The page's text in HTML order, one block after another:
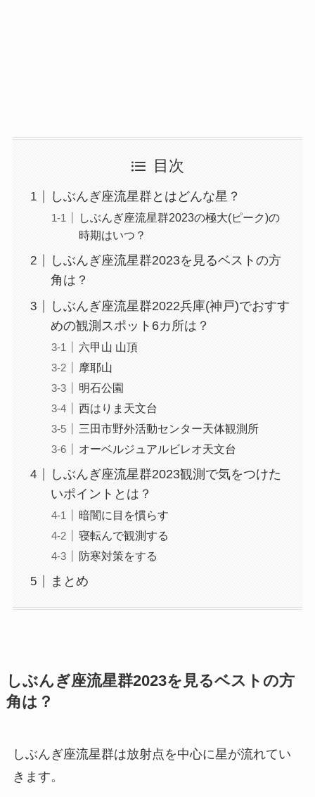
目次
しぶんぎ座流星群とはどんな星？
しぶんぎ座流星群2023の極大(ピーク)の
時期はいつ？
しぶんぎ座流星群2023を見るベストの方
角は？
しぶんぎ座流星群2022兵庫(神戸)でおすす
めの観測スポット6カ所は？
六甲山 山頂
摩耶山
明石公園
西はりま天文台
三田市野外活動センター天体観測所
オーベルジュアルビレオ天文台
しぶんぎ座流星群2023観測で気をつけた
いポイントとは？
暗闇に目を慣らす
寝転んで観測する
防寒対策をする
まとめ
しぶんぎ座流星群2023を見るベストの方
角は？
しぶんぎ座流星群は放射点を中心に星が流れてい
きます。